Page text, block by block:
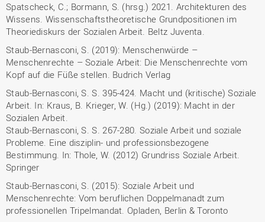
Spatscheck, C.; Bormann, S. (hrsg.) 2021. Architekturen des
Wissens. Wissenschaftstheoretische Grundpositionen im
Theoriediskurs der Sozialen Arbeit. Beltz Juventa.
Staub-Bernasconi, S. (2019): Menschenwürde –
Menschenrechte – Soziale Arbeit: Die Menschenrechte vom
Kopf auf die Füße stellen. Budrich Verlag
Staub-Bernasconi, S. S. 395-424. Macht und (kritische) Soziale
Arbeit. In: Kraus, B. Krieger, W. (Hg.) (2019): Macht in der
Sozialen Arbeit.
Staub-Bernasconi, S. S. 267-280. Soziale Arbeit und soziale
Probleme. Eine disziplin- und professionsbezogene
Bestimmung. In: Thole, W. (2012) Grundriss Soziale Arbeit.
Springer
Staub-Bernasconi, S. (2015): Soziale Arbeit und
Menschenrechte: Vom beruflichen Doppelmanadt zum
professionellen Tripelmandat. Opladen, Berlin & Toronto